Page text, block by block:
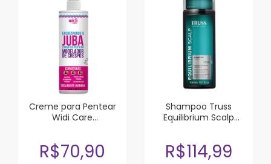
Creme para Pentear
Widi Care
R$70,90
Shampoo Truss
Equilibrium Scalp
R$114,99